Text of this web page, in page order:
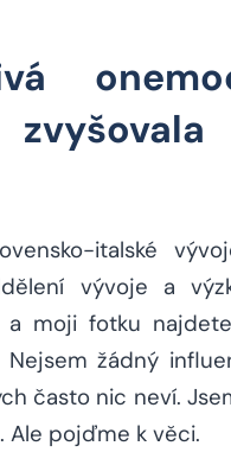
italské
vývoje a
moji fotku
žádný
často nic neví.
Ale pojďme k věci.